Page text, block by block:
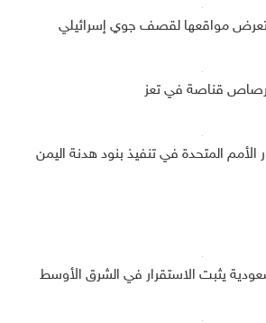
تعرض مواقعها لقصف جوي إسرائيلي
برصاص قناصة في تعز
الأمم المتحدة في تنفيذ بنود هدنة اليمن
يثبت الاستقرار في الشرق الأوسط